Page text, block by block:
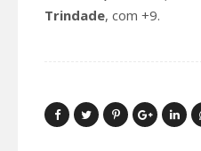
Trindade, com +9.